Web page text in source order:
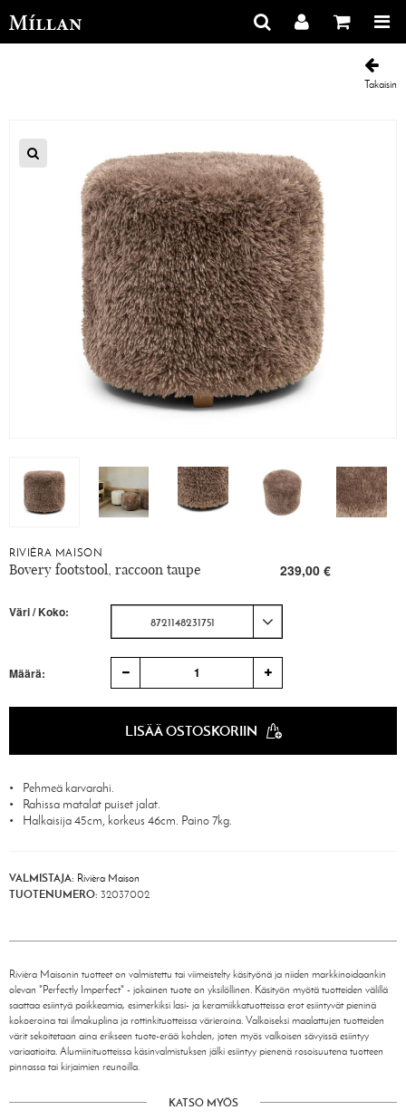
Takaisin
RIVIÈRA MAISON
Bovery footstool, raccoon taupe 239,00 €
Väri / Koko:
8721148231751
Määrä: 1
LISÄÄ OSTOSKORIIN
Pehmeä karvarahi.
Rahissa matalat puiset jalat.
Halkaisija 45cm, korkeus 46cm. Paino 7kg.
VALMISTAJA: Rivièra Maison
TUOTENUMERO: 32037002
Rivièra Maisonin tuotteet on valmistettu tai viimeistelty käsityönä ja niiden markkinoidaankin
olevan "Perfectly Imperfect" - jokainen tuote on yksilöllinen. Käsityön myötä tuotteiden välillä
saattaa esiintyä poikkeamia, esimerkiksi lasi- ja keramiikkatuotteissa erot esiintyvät pieninä
kokoeroina tai ilmakuplina ja rottinkituotteissa värieroina. Valkoiseksi maalattujen tuotteiden
värit sekoitetaan aina erikseen tuote-erää kohden, joten myös valkoisen sävyissä esiintyy
variaatioita. Alumiinituotteissa käsinvalmistuksen jälki esiintyy pienenä rosoisuutena tuotteen
pinnassa tai kirjaimien reunoilla.
KATSO MYÖS